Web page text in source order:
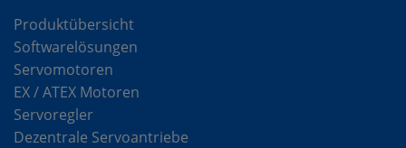
Produktübersicht
Softwarelösungen
Servomotoren
EX / ATEX Motoren
Servoregler
Dezentrale Servoantriebe